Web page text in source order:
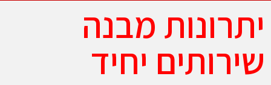
יתרונות מבנה
שירותים יחיד